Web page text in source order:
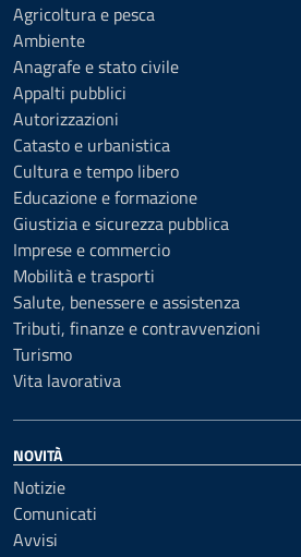
Agricoltura e pesca
Ambiente
Anagrafe e stato civile
Appalti pubblici
Autorizzazioni
Catasto e urbanistica
Cultura e tempo libero
Educazione e formazione
Giustizia e sicurezza pubblica
Imprese e commercio
Mobilità e trasporti
Salute, benessere e assistenza
Tributi, finanze e contravvenzioni
Turismo
Vita lavorativa
NOVITÀ
Notizie
Comunicati
Avvisi